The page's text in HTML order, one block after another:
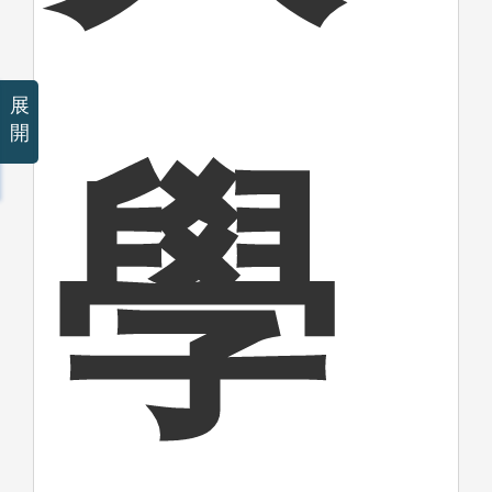
學
展
開